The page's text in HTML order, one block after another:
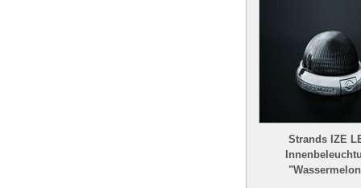
Strands IZE